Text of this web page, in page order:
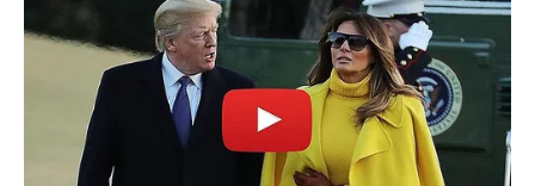
Повик до сите верници: Да
помогнеме во изградбата на
храмот „Свети Трифун“